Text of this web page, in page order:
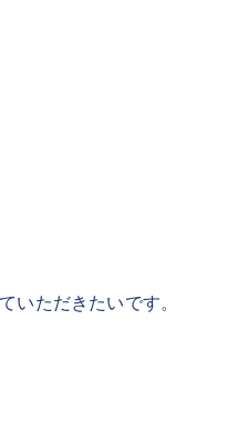
ただきたいです。